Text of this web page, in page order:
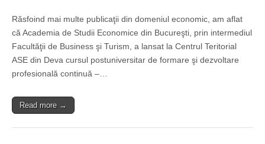
Răsfoind mai multe publicaţii din domeniul economic, am aflat
că Academia de Studii Economice din Bucureşti, prin intermediul
Facultăţii de Business şi Turism, a lansat la Centrul Teritorial
ASE din Deva cursul postuniversitar de formare şi dezvoltare
profesională continuă –…
Read more →